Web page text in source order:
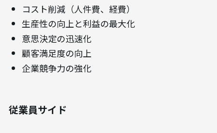
コスト削減（人件費、経費）
生産性の向上と利益の最大化
意思決定の迅速化
顧客満足度の向上
企業競争力の強化
従業員サイド